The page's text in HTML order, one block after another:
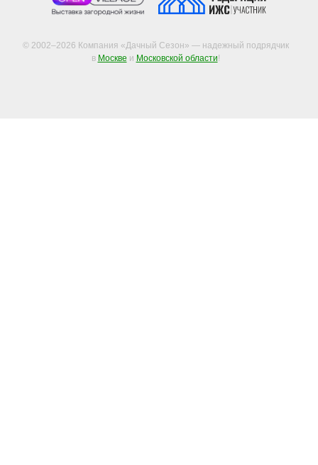
© 2002–2026 Компания «Дачный Сезон» — надежный подрядчик
в Москве и Московской области!